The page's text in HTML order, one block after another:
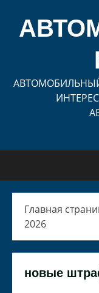
содержимому
Главная
2026
новые